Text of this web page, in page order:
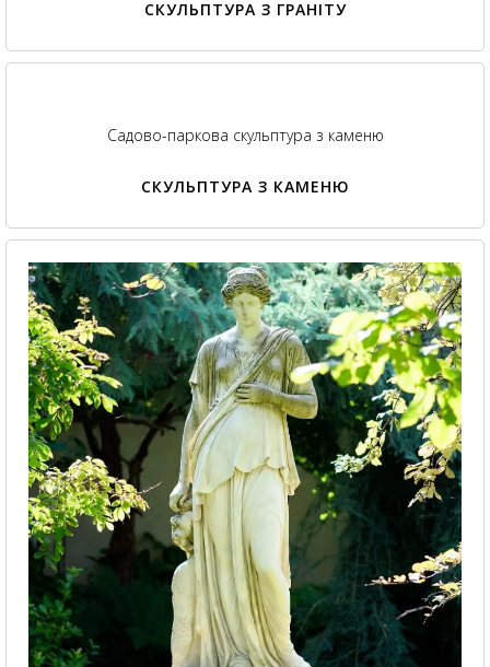
СКУЛЬПТУРА З ГРАНІТУ
Садово-паркова скульптура з каменю
СКУЛЬПТУРА З КАМЕНЮ